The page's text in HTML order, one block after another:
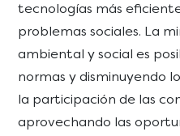
tecnologías más
problemas sociales. La
ambiental y social es
normas y disminuyendo
la participación de las
aprovechando las